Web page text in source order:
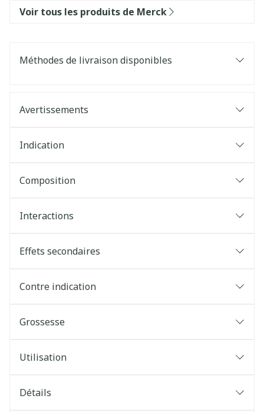
Voir tous les produits de Merck
Méthodes de livraison disponibles
Avertissements
Indication
Composition
Interactions
Effets secondaires
Contre indication
Grossesse
Utilisation
Détails